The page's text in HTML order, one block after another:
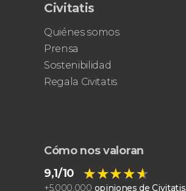
Civitatis
Quiénes somos
Prensa
Sostenibilidad
Regala Civitatis
Cómo nos valoran
9,1/10
★★★★★
★★★★★
+5.000.000 opiniones de Civitatis